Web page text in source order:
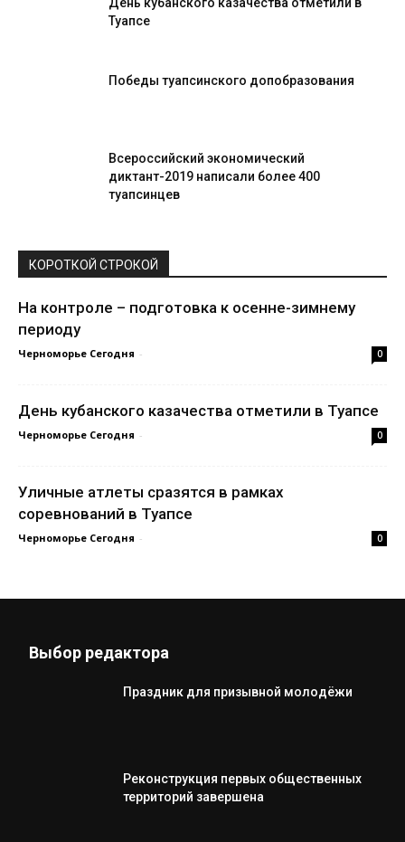
Туапсе
Победы туапсинского допобразования
Всероссийский экономический
диктант-2019 написали более 400
туапсинцев
КОРОТКОЙ СТРОКОЙ
На контроле – подготовка к осенне-зимнему
периоду
Черноморье Сегодня - 0
День кубанского казачества отметили в Туапсе
Черноморье Сегодня - 0
Уличные атлеты сразятся в рамках
соревнований в Туапсе
Черноморье Сегодня - 0
Выбор редактора
Праздник для призывной молодёжи
Реконструкция первых общественных
территорий завершена